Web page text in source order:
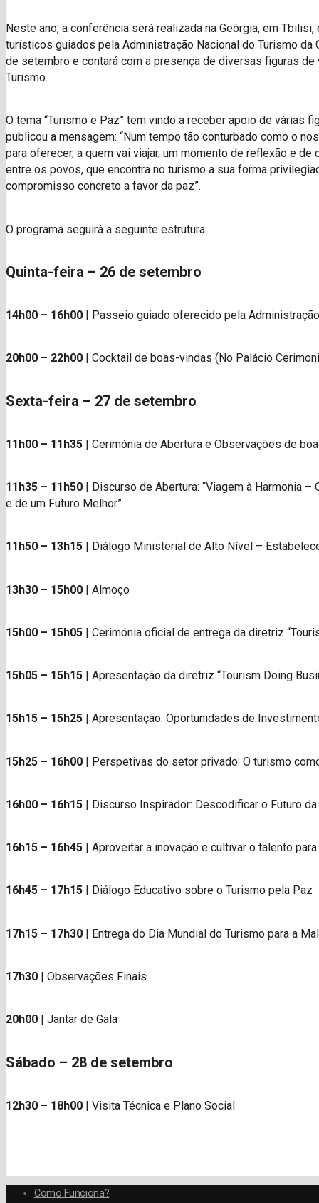
Neste ano, a conferência será realizada na Geórgia, em
turísticos guiados pela Administração Nacional do Turismo da
de setembro e contará com a presença de diversas figuras
Turismo.
O tema “Turismo e Paz” tem vindo a receber apoio de várias
publicou a mensagem: “Num tempo tão conturbado como o
para oferecer, a quem vai viajar, um momento de reflexão e
entre os povos, que encontra no turismo a sua forma
compromisso concreto a favor da paz”.
O programa seguirá a seguinte estrutura:
Quinta-feira – 26 de setembro
14h00 – 16h00 | Passeio guiado oferecido pela
20h00 – 22h00 | Cocktail de boas-vindas (No Palácio
Sexta-feira – 27 de setembro
11h00 – 11h35 | Cerimónia de Abertura e Observações de
11h35 – 11h50 | Discurso de Abertura: “Viagem à Harmonia
e de um Futuro Melhor”
11h50 – 13h15 | Diálogo Ministerial de Alto Nível –
13h30 – 15h00 | Almoço
15h00 – 15h05 | Cerimónia oficial de entrega da diretriz
15h05 – 15h15 | Apresentação da diretriz “Tourism Doing
15h15 – 15h25 | Apresentação: Oportunidades de
15h25 – 16h00 | Perspetivas do setor privado: O turismo
16h00 – 16h15 | Discurso Inspirador: Descodificar o Futuro
16h15 – 16h45 | Aproveitar a inovação e cultivar o talento
16h45 – 17h15 | Diálogo Educativo sobre o Turismo pela Paz
17h15 – 17h30 | Entrega do Dia Mundial do Turismo para a
17h30 | Observações Finais
20h00 | Jantar de Gala
Sábado – 28 de setembro
12h30 – 18h00 | Visita Técnica e Plano Social
Como Funciona?